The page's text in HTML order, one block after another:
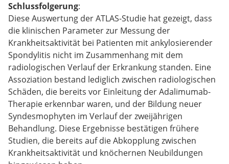
Schlussfolgerung:
Diese Auswertung der ATLAS-Studie hat gezeigt, dass
die klinischen Parameter zur Messung der
Krankheitsaktivität bei Patienten mit ankylosierender
Spondylitis nicht im Zusammenhang mit dem
radiologischen Verlauf der Erkrankung standen. Eine
Assoziation bestand lediglich zwischen radiologischen
Schäden, die bereits vor Einleitung der Adalimumab-
Therapie erkennbar waren, und der Bildung neuer
Syndesmophyten im Verlauf der zweijährigen
Behandlung. Diese Ergebnisse bestätigen frühere
Studien, die bereits auf die Abkopplung zwischen
Krankheitsaktivität und knöchernen Neubildungen